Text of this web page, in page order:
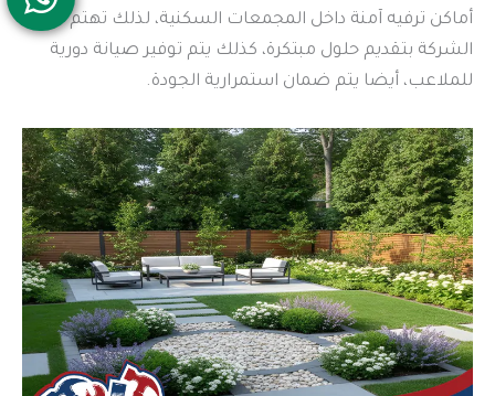
أماكن ترفيه آمنة داخل المجمعات السكنية، لذلك تهتم
الشركة بتقديم حلول مبتكرة، كذلك يتم توفير صيانة دورية
للملاعب، أيضا يتم ضمان استمرارية الجودة.